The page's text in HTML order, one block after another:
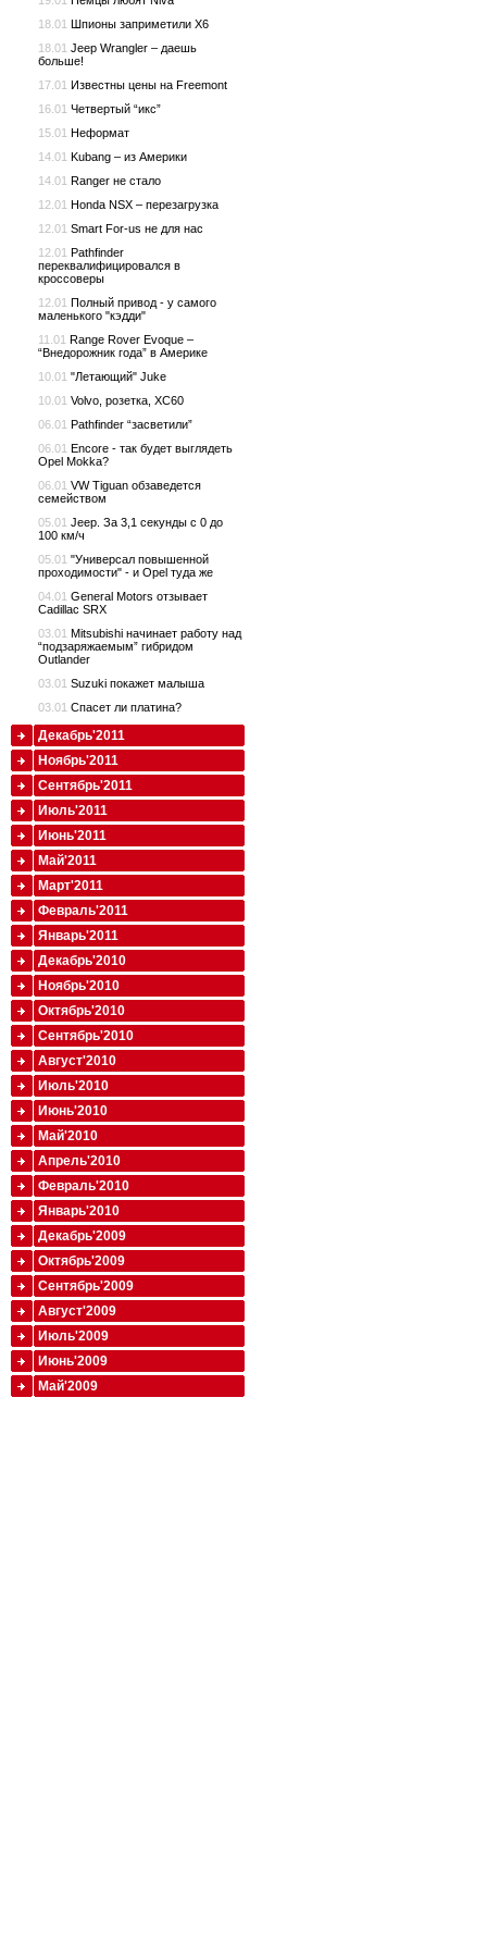
18.01 Шпионы заприметили Х6
18.01 Jeep Wrangler – даешь
больше!
17.01 Известны цены на Freemont
16.01 Четвертый “икс”
15.01 Неформат
14.01 Kubang – из Америки
14.01 Ranger не стало
12.01 Honda NSX – перезагрузка
12.01 Smart For-us не для нас
12.01 Pathfinder
переквалифицировался в
кроссоверы
12.01 Полный привод - у самого
маленького "кэдди"
11.01 Range Rover Evoque –
“Внедорожник года” в Америке
10.01 "Летающий" Juke
10.01 Volvo, розетка, XC60
06.01 Pathfinder “засветили”
06.01 Encore - так будет выглядеть
Opel Mokka?
06.01 VW Tiguan обзаведется
семейством
05.01 Jeep. За 3,1 секунды с 0 до
100 км/ч
05.01 "Универсал повышенной
проходимости" - и Opel туда же
04.01 General Motors отзывает
Cadillac SRX
03.01 Mitsubishi начинает работу над
“подзаряжаемым” гибридом
Outlander
03.01 Suzuki покажет малыша
03.01 Cпасет ли платина?
Декабрь'2011
Ноябрь'2011
Сентябрь'2011
Июль'2011
Июнь'2011
Май'2011
Март'2011
Февраль'2011
Январь'2011
Декабрь'2010
Ноябрь'2010
Октябрь'2010
Сентябрь'2010
Август'2010
Июль'2010
Июнь'2010
Май'2010
Апрель'2010
Февраль'2010
Январь'2010
Декабрь'2009
Октябрь'2009
Сентябрь'2009
Август'2009
Июль'2009
Июнь'2009
Май'2009